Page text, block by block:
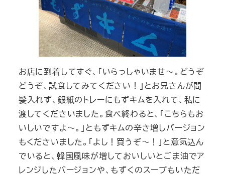
お店に到着してすぐ、「いらっしゃいませ～。どうぞ
どうぞ、試食してみてください！」とお兄さんが間
髪入れず、銀紙のトレーにもずキムを入れて、私に
渡してくださいました。食べ終わると、「こちらもお
いしいですよ～。」ともずキムの辛さ増しバージョン
もくださいました。「よし！買うぞ～！」と意気込ん
でいると、韓国風味が増しておいしいとごま油でア
レンジしたバージョンや、もずくのスープもいただ